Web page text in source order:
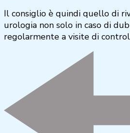
Il consiglio è quindi quello di
urologia non solo in caso di
regolarmente a visite di